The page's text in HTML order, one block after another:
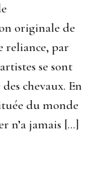
originale de
reliance, par
se sont
chevaux. En
du monde
n’a jamais […]